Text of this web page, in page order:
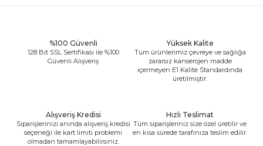
%100 Güvenli
128 Bit SSL Sertifikası ile %100
Güvenli Alışveriş
Yüksek Kalite
Tüm ürünlerimiz çevreye ve sağlığa
zararsız kanserojen madde
içermeyen E1 Kalite Standardında
üretilmiştir.
Alışveriş Kredisi
Siparişlerinizi anında alışveriş kredisi
seçeneği ile kart limiti problemi
olmadan tamamlayabilirsiniz.
Hızlı Teslimat
Tüm siparişleriniz size özel üretilir ve
en kısa sürede tarafınıza teslim edilir.